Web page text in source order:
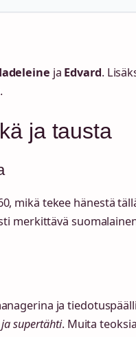
ja Edvard.
ja tausta
mikä tekee hänestä
merkittävä
ja
supertähti. Muita